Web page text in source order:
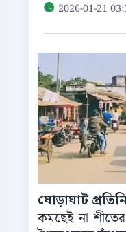
2026-01-21
ঘোড়াঘাট
কমছেই না